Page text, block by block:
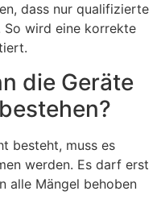
dass nur qualifizierte
So wird eine korrekte
die Geräte
besteht, muss es
werden. Es darf erst
alle Mängel behoben